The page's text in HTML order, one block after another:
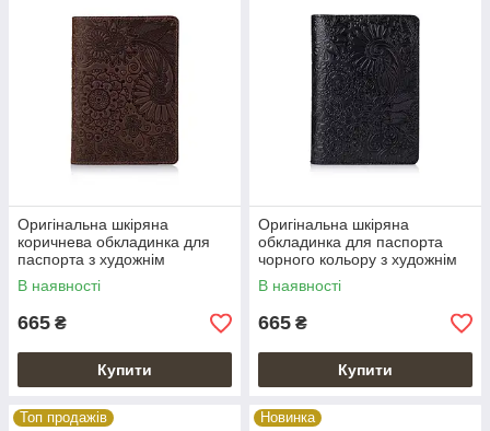
Оригінальна шкіряна
коричнева обкладинка для
паспорта з художнім
тисненням "Mehendi Art"
В наявності
665 ₴
Купити
Оригінальна шкіряна
обкладинка для паспорта
чорного кольору з художнім
тисненням "Mehendi Art"
В наявності
665 ₴
Купити
Топ продажів Новинка